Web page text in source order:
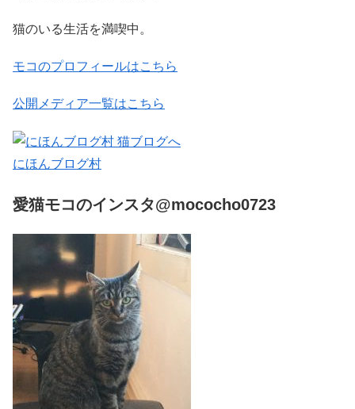
猫のいる生活を満喫中。
モコのプロフィールはこちら
公開メディア一覧はこちら
にほんブログ村
愛猫モコのインスタ@mococho0723